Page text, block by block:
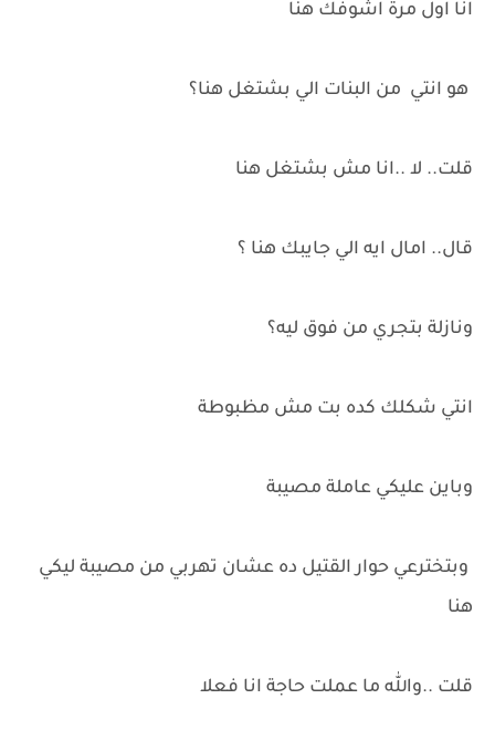
انا اول مرة اشوفك هنا
هو انتي من البنات الي بشتغل هنا؟
قلت.. لا ..انا مش بشتغل هنا
قال.. امال ايه الي جايبك هنا ؟
ونازلة بتجري من فوق ليه؟
انتي شكلك كده بت مش مظبوطة
وباين عليكي عاملة مصيبة
وبتخترعي حوار القتيل ده عشان تهربي من مصيبة ليكي
هنا
قلت ..والله ما عملت حاجة انا فعلا